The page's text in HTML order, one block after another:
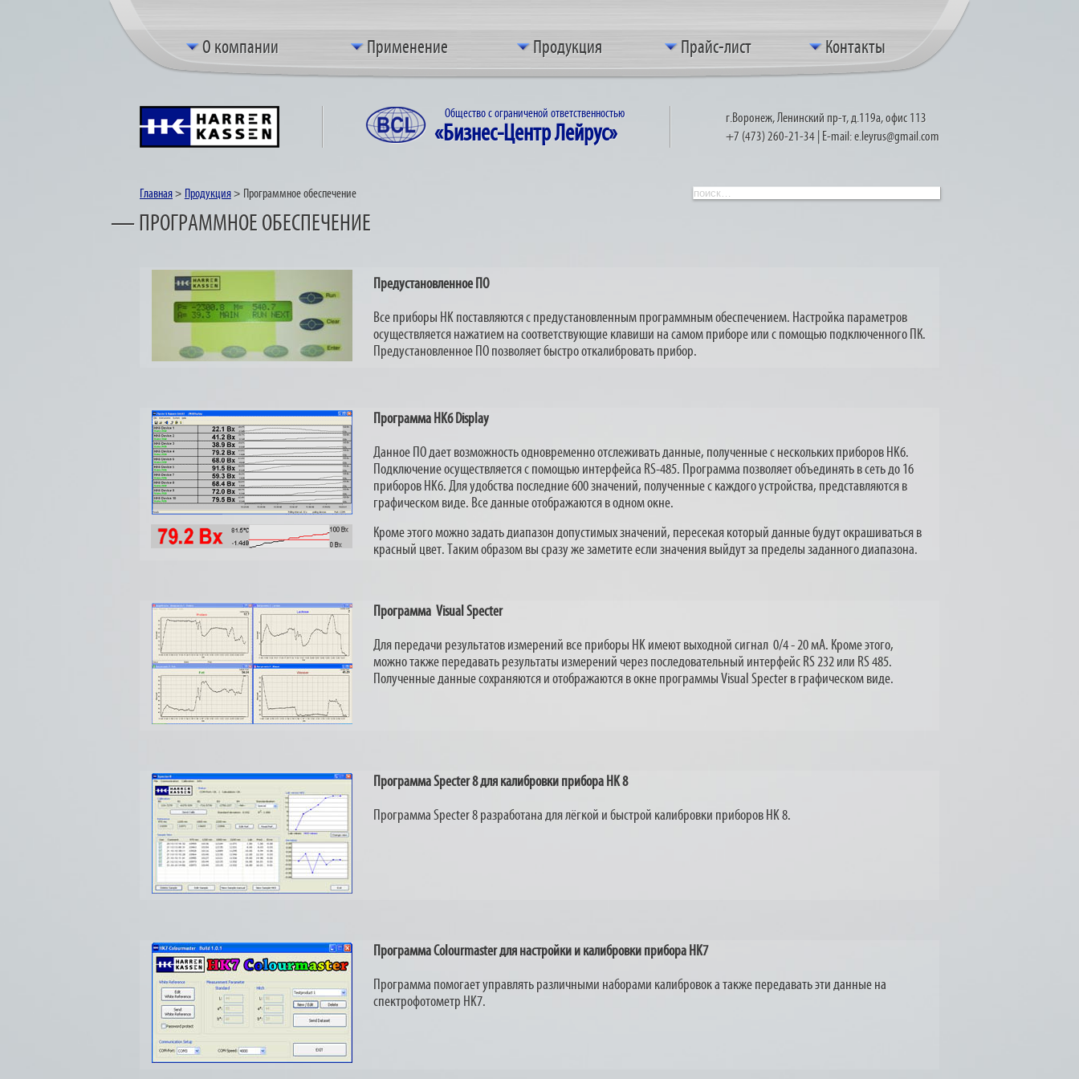
О компании Применение Продукция Прайс-лист Контакты
Общество с ограниченой ответственностью
«Бизнес-Центр Лейрус»
г.Воронеж, Ленинский пр-т, д.119а, офис 113
+7 (473) 260-21-34 | E-mail: e.leyrus@gmail.com
Главная > Продукция > Программное обеспечение
— ПРОГРАММНОЕ ОБЕСПЕЧЕНИЕ
Предустановленное ПО
Все приборы HK поставляются с предустановленным программным обеспечением. Настройка параметров
осуществляется нажатием на соответствующие клавиши на самом приборе или с помощью подключенного ПК.
Предустановленное ПО позволяет быстро откалибровать прибор.
Программа HK6Display
Данное ПО дает возможность одновременно отслеживать данные, полученные с нескольких приборов HK6.
Подключение осуществляется с помощью интерфейса RS-485. Программа позволяет объединять в сеть до 16
приборов HK6. Для удобства последние 600 значений, полученные с каждого устройства, представляются в
графическом виде. Все данные отображаются в одном окне.
Кроме этого можно задать диапазон допустимых значений, пересекая который данные будут окрашиваться в
красный цвет. Таким образом вы сразу же заметите если значения выйдут за пределы заданного диапазона.
ПрограммаVisual Specter
Для передачи результатов измерений все приборы HK имеют выходной сигнал 0/4 - 20 мА. Кроме этого,
можно также передавать результаты измерений через последовательный интерфейс RS 232 или RS 485.
Полученные данные сохраняются и отображаются в окне программы Visual Specter в графическом виде.
Программа Specter 8 длякалибровки прибораHK 8
Программа Specter 8 разработана для лёгкой и быстрой калибровки приборов HK 8.
Программа Colourmaster для настройки и калибровки прибора HK7
Программа помогает управлять различными наборами калибровок а также передавать эти данные на
спектрофотометр HK7.